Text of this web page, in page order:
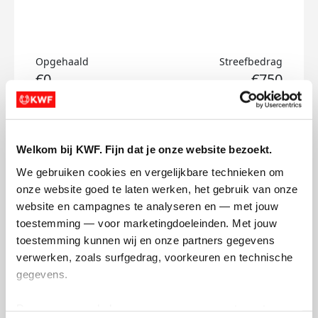
Welkom bij KWF. Fijn dat je onze website bezoekt.
We gebruiken cookies en vergelijkbare technieken om
onze website goed te laten werken, het gebruik van onze
website en campagnes te analyseren en — met jouw
toestemming — voor marketingdoeleinden. Met jouw
toestemming kunnen wij en onze partners gegevens
verwerken, zoals surfgedrag, voorkeuren en technische
gegevens.
Opgehaald
€0
Streefbedrag
€750
Doneer
Lorenzo's badges